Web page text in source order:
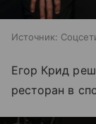
Источник:
Егор Крид
ресторан в